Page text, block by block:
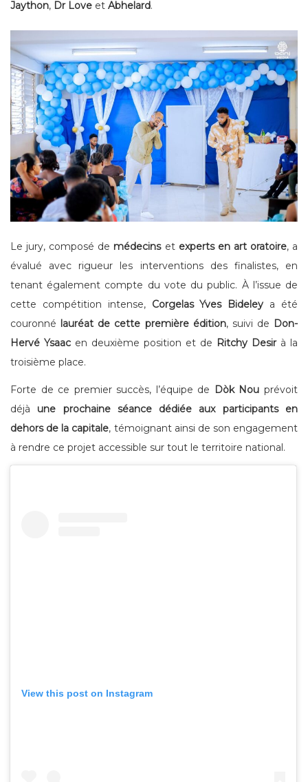
Jaython, Dr Love et Abhelard.
Le jury, composé de médecinset experts en art oratoire, a
évalué avec rigueur les interventions des finalistes, en
tenant également compte du vote du public. À l’issue de
cette compétition intense, Corgelas Yves Bideley a été
couronné lauréat de cette première édition, suivi de Don-
Hervé Ysaac en deuxième position et de Ritchy Desirà la
troisième place.
Forte de ce premier succès, l’équipe de Dòk Nou prévoit
déjà une prochaine séance dédiée aux participants en
dehors de la capitale, témoignant ainsi de son engagement
à rendre ce projet accessible sur tout le territoire national.
View this post on Instagram